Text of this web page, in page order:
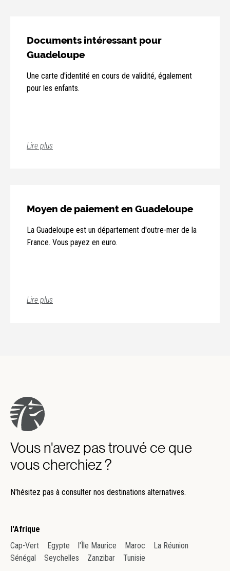
Documents intéressant pour
Guadeloupe
Une carte d'identité en cours de validité, également
pour les enfants.
Lire plus
Moyen de paiement en Guadeloupe
La Guadeloupe est un département d'outre-mer de la
France. Vous payez en euro.
Lire plus
Vous n'avez pas trouvé ce que
vous cherchiez ?
N'hésitez pas à consulter nos destinations alternatives.
l'Afrique
Cap-Vert
Egypte l'Île Maurice Maroc
La Réunion
Sénégal
Seychelles Zanzibar Tunisie